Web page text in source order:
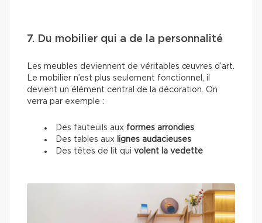
7. Du mobilier qui a de la personnalité
Les meubles deviennent de véritables œuvres d’art.
Le mobilier n’est plus seulement fonctionnel, il
devient un élément central de la décoration. On
verra par exemple :
Des fauteuils aux formes arrondies
Des tables aux lignes audacieuses
Des têtes de lit qui volent la vedette